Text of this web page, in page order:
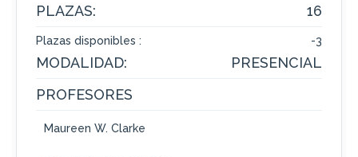
PLAZAS:
16
Plazas disponibles : -3
MODALIDAD:
PRESENCIAL
PROFESORES
Maureen W. Clarke